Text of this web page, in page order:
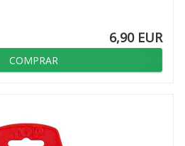
6,90 EUR
COMPRAR